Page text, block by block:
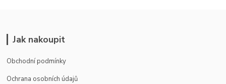
Jak nakoupit
Obchodní podmínky
Ochrana osobních údajů